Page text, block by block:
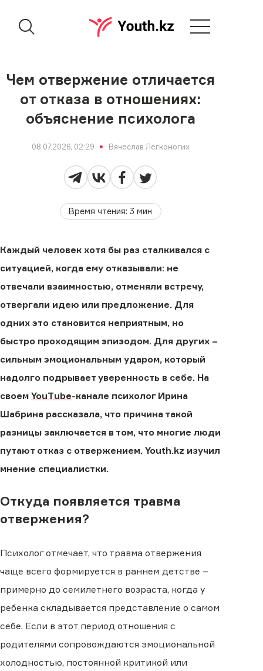
Чем отвержение отличается
от отказа в отношениях:
объяснение психолога
08.07.2026, 02:29 Вячеслав Легконогих
Время чтения:3 мин
Каждый человек хотя бы раз сталкивался с
ситуацией, когда ему отказывали: не
отвечали взаимностью, отменяли встречу,
отвергали идею или предложение. Для
одних это становится неприятным, но
быстро проходящим эпизодом. Для других –
сильным эмоциональным ударом, который
надолго подрывает уверенность в себе. На
своем YouTube-канале психолог Ирина
Шабрина рассказала, что причина такой
разницы заключается в том, что многие люди
путают отказ с отвержением. Youth.kz изучил
мнение специалистки.
Откуда появляется травма
отвержения?
Психолог отмечает, что травма отвержения
чаще всего формируется в раннем детстве –
примерно до семилетнего возраста, когда у
ребенка складывается представление о самом
себе. Если в этот период отношения с
родителями сопровождаются эмоциональной
холодностью, постоянной критикой или